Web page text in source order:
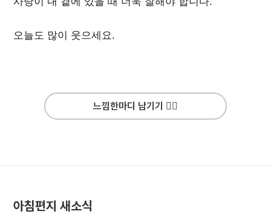
오늘도 많이 웃으세요.
느낌한마디 남기기 ✍🏻
아침편지 새소식